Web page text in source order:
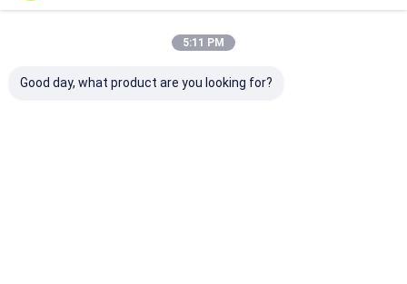
5:11 PM
Good day, what product are you looking for?